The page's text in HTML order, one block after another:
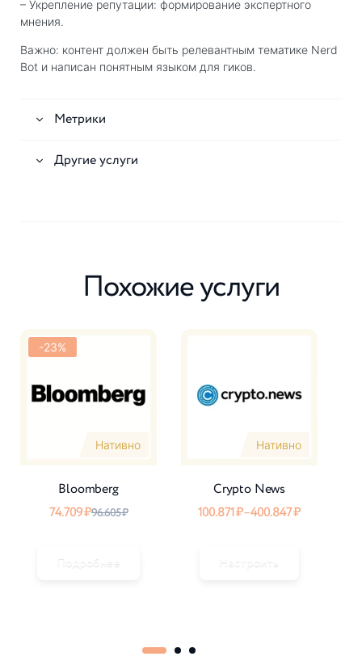
– Укрепление репутации: формирование экспертного
мнения.
Важно: контент должен быть релевантным тематике Nerd
Bot и написан понятным языком для гиков.
Метрики
Другие услуги
Похожие услуги
Нативно
-23%
Bloomberg
96.605₽
74.709₽
Подробнее
Нативно
Crypto News
100.871₽–400.847₽
Настроить